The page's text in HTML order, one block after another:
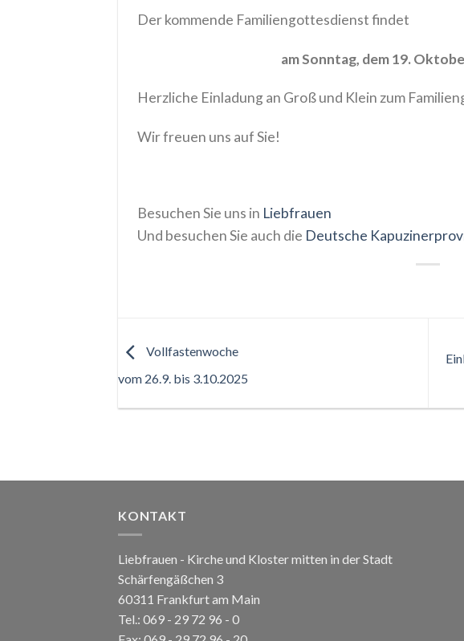
Der kommende Familiengottesdienst findet
am Sonntag, dem 19.
Herzliche Einladung an Groß und Klein zum
Wir freuen uns auf Sie!
Besuchen Sie uns in Liebfrauen
Und besuchen Sie auch die Deutsche
Vollfastenwoche
vom 26.9. bis 3.10.2025
KONTAKT
Liebfrauen - Kirche und Kloster mitten in der Stadt
Schärfengäßchen 3
60311 Frankfurt am Main
Tel.: 069 - 29 72 96 - 0